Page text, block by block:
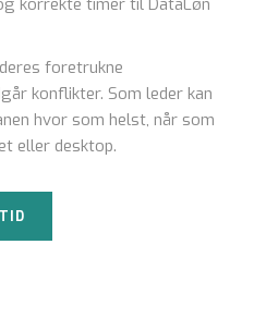
korrekte timer til DataLøn
foretrukne
konflikter. Som leder kan
hvor som helst, når som
eller desktop.